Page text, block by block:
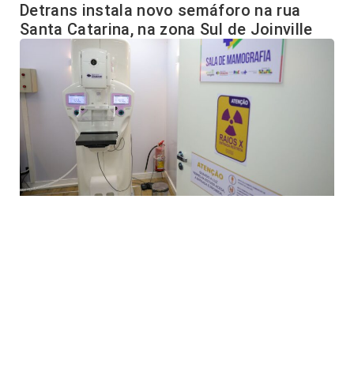
Detrans instala novo semáforo na rua
Santa Catarina, na zona Sul de Joinville